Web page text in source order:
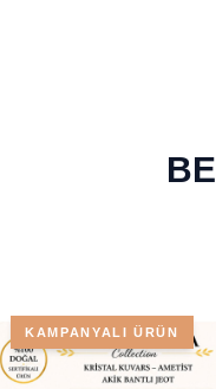
KAMPANYALI ÜRÜN